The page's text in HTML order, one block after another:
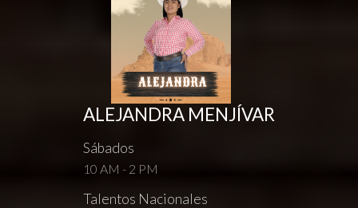
ALEJANDRA MENJÍVAR
Sábados
10 AM - 2 PM
Talentos Nacionales